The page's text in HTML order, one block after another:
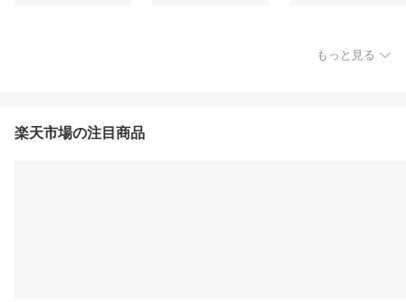
もっと見る
楽天市場の注目商品